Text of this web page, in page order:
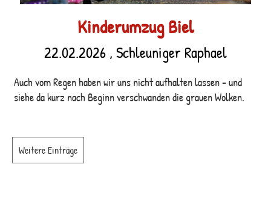
Kinderumzug Biel
22.02.2026 , Schleuniger Raphael
Auch vom Regen haben wir uns nicht aufhalten lassen - und
siehe da kurz nach Beginn verschwanden die grauen Wolken.
Weitere Einträge